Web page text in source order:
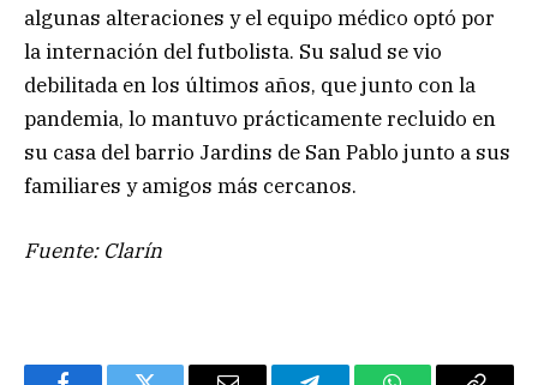
algunas alteraciones y el equipo médico optó por
la internación del futbolista. Su salud se vio
debilitada en los últimos años, que junto con la
pandemia, lo mantuvo prácticamente recluido en
su casa del barrio Jardins de San Pablo junto a sus
familiares y amigos más cercanos.
Fuente: Clarín